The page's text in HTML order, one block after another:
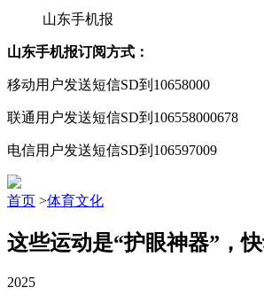
山东手机报
山东手机报订阅方式：
移动用户发送短信SD到10658000
联通用户发送短信SD到106558000678
电信用户发送短信SD到106597009
首页 >体育文化
这些运动是“护眼神器”，快
2025